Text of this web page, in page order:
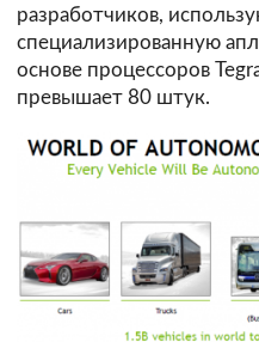
разработчиков,
специализированную
основе процессоров
превышает 80 штук.